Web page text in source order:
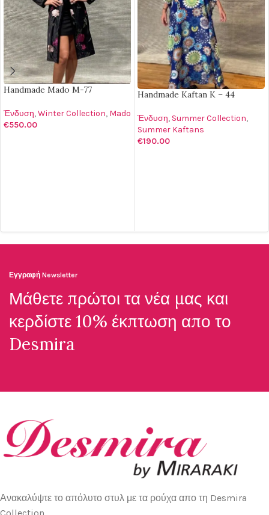
Handmade Mado M-77
Ένδυση,Winter Collection, Mado
€550.00
Handmade Kaftan K – 44
Ένδυση, Summer Collection,
Summer Kaftans
€190.00
Εγγραφή Newsletter
Μάθετε πρώτοι τα νέα μας και
κερδίστε 10% έκπτωση απο το
Desmira
Ανακαλύψτε το απόλυτο στυλ με τα ρούχα απο τη Desmira
Collection.